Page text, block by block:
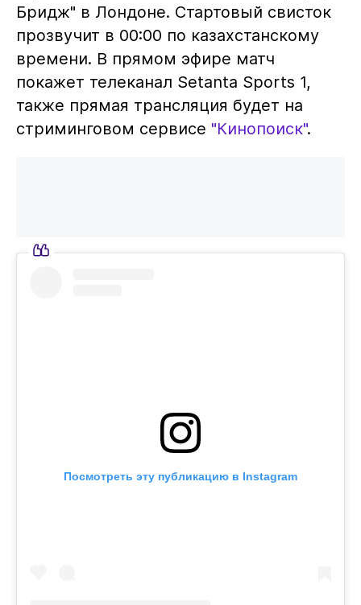
Бридж" в Лондоне. Стартовый свисток
прозвучит в 00:00 по казахстанскому
времени. В прямом эфире матч
покажет телеканал Setanta Sports 1,
также прямая трансляция будет на
стриминговом сервисе "Кинопоиск".
Посмотреть эту публикацию в Instagram